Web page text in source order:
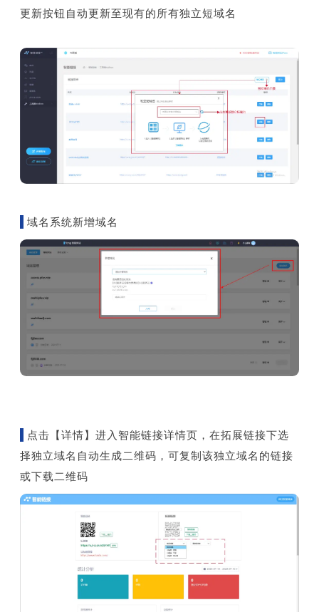
更新按钮自动更新至现有的所有独立短域名
域名系统新增域名
点击【详情】进入智能链接详情页，在拓展链接下选
择独立域名自动生成二维码，可复制该独立域名的链接
或下载二维码